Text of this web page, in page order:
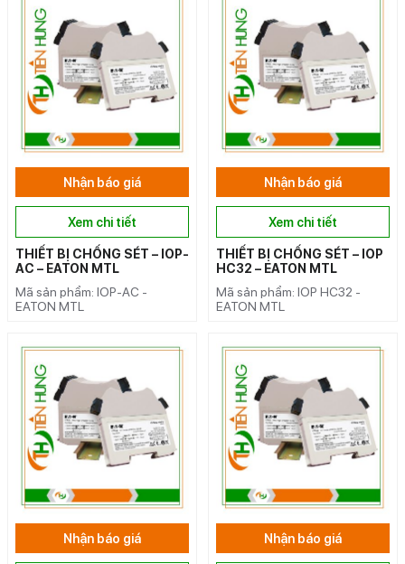
Nhận báo giá
Xem chi tiết
THIẾT BỊ CHỐNG SÉT – IOP-
AC – EATON MTL
Mã sản phẩm: IOP-AC -
EATON MTL
Nhận báo giá
Xem chi tiết
THIẾT BỊ CHỐNG SÉT – IOP
HC32 – EATON MTL
Mã sản phẩm: IOP HC32 -
EATON MTL
Nhận báo giá Nhận báo giá